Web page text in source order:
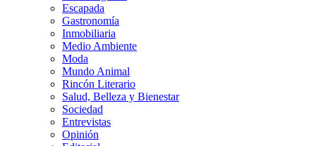
Escapada
Gastronomía
Inmobiliaria
Medio Ambiente
Moda
Mundo Animal
Rincón Literario
Salud, Belleza y Bienestar
Sociedad
Entrevistas
Opinión